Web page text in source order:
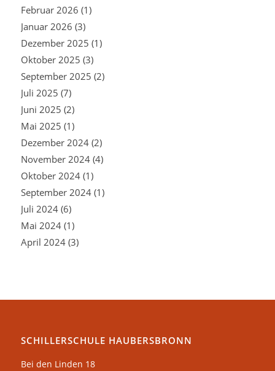
Februar 2026 (1)
Januar 2026 (3)
Dezember 2025 (1)
Oktober 2025 (3)
September 2025 (2)
Juli 2025 (7)
Juni 2025 (2)
Mai 2025 (1)
Dezember 2024(2)
November 2024(4)
Oktober 2024(1)
September 2024(1)
Juli 2024(6)
Mai 2024(1)
April 2024(3)
SCHILLERSCHULE HAUBERSBRONN
Bei den Linden 18